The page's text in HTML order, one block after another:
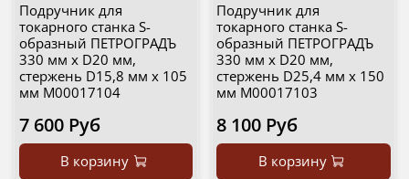
Подручник для
токарного станка S-
образный ПЕТРОГРАДЪ
330 мм х D20 мм,
стержень D15,8 мм х 105
мм М00017104
7 600 Руб
В корзину
Подручник для
токарного станка S-
образный ПЕТРОГРАДЪ
330 мм х D20 мм,
стержень D25,4 мм х 150
мм М00017103
8 100 Руб
В корзину